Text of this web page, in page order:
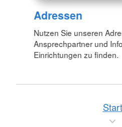
Adressen
Nutzen Sie unseren
Ansprechpartner und
Einrichtungen zu finden.
Start